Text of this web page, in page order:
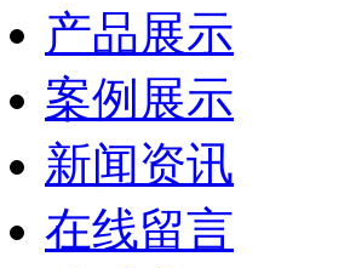
产品展示
案例展示
新闻资讯
在线留言